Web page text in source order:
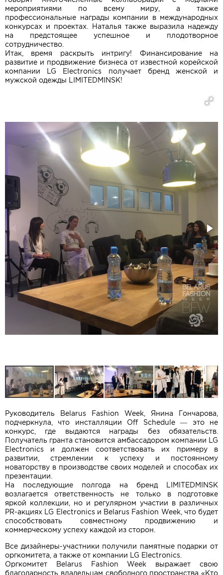
мероприятиями по всему миру, а также
профессиональные награды компании в международных
конкурсах и проектах. Наталья также выразила надежду
на предстоящее успешное и плодотворное
сотрудничество.
Итак, время раскрыть интригу! Финансирование на
развитие и продвижение бизнеса от известной корейской
компании LG Electronics получает бренд женской и
мужской одежды LIMITEDMINSK!
Руководитель Belarus Fashion Week, Янина Гончарова,
подчеркнула, что инсталляции Off Schedule — это не
конкурс, где выдаются награды без обязательств.
Получатель гранта становится амбассадором компании LG
Electronics и должен соответствовать их примеру в
развитии, стремлении к успеху и постоянному
новаторству в производстве своих моделей и способах их
презентации.
На последующие полгода на бренд LIMITEDMINSK
возлагается ответственность не только в подготовке
яркой коллекции, но и регулярном участии в различных
PR-акциях LG Electronics и Belarus Fashion Week, что будет
способствовать совместному продвижению и
коммерческому успеху каждой из сторон.
Все дизайнеры-участники получили памятные подарки от
оргкомитета, а также от компании LG Electronics.
Оргкомитет Belarus Fashion Week выражает свою
благодарность владельцам свободного пространства «Кто